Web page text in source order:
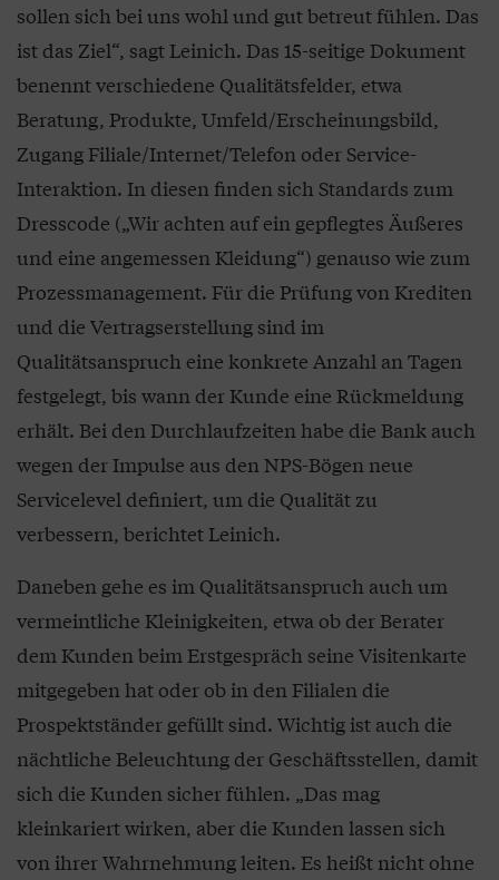
sollen sich bei uns wohl und gut betreut fühlen. Das
ist das Ziel“, sagt Leinich. Das 15-seitige Dokument
benennt verschiedene Qualitätsfelder, etwa
Beratung, Produkte, Umfeld/Erscheinungsbild,
Zugang Filiale/Internet/Telefon oder Service-
Interaktion. In diesen finden sich Standards zum
Dresscode („Wir achten auf ein gepflegtes Äußeres
und eine angemessen Kleidung“) genauso wie zum
Prozessmanagement. Für die Prüfung von Krediten
und die Vertragserstellung sind im
Qualitätsanspruch eine konkrete Anzahl an Tagen
festgelegt, bis wann der Kunde eine Rückmeldung
erhält. Bei den Durchlaufzeiten habe die Bank auch
wegen der Impulse aus den NPS-Bögen neue
Servicelevel definiert, um die Qualität zu
verbessern, berichtet Leinich.
Daneben gehe es im Qualitätsanspruch auch um
vermeintliche Kleinigkeiten, etwa ob der Berater
dem Kunden beim Erstgespräch seine Visitenkarte
mitgegeben hat oder ob in den Filialen die
Prospektständer gefüllt sind. Wichtig ist auch die
nächtliche Beleuchtung der Geschäftsstellen, damit
sich die Kunden sicher fühlen. „Das mag
kleinkariert wirken, aber die Kunden lassen sich
von ihrer Wahrnehmung leiten. Es heißt nicht ohne